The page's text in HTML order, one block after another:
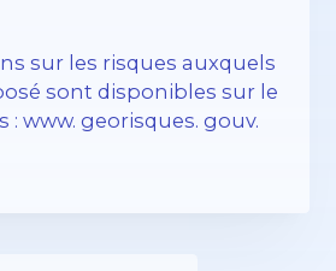
sur les risques auxquels
sont disponibles sur le
: www. georisques. gouv.